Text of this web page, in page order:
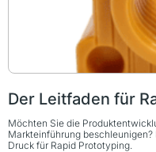
Der Leitfaden für
Möchten Sie die
Markteinführung
Druck für Rapid Prototyping.